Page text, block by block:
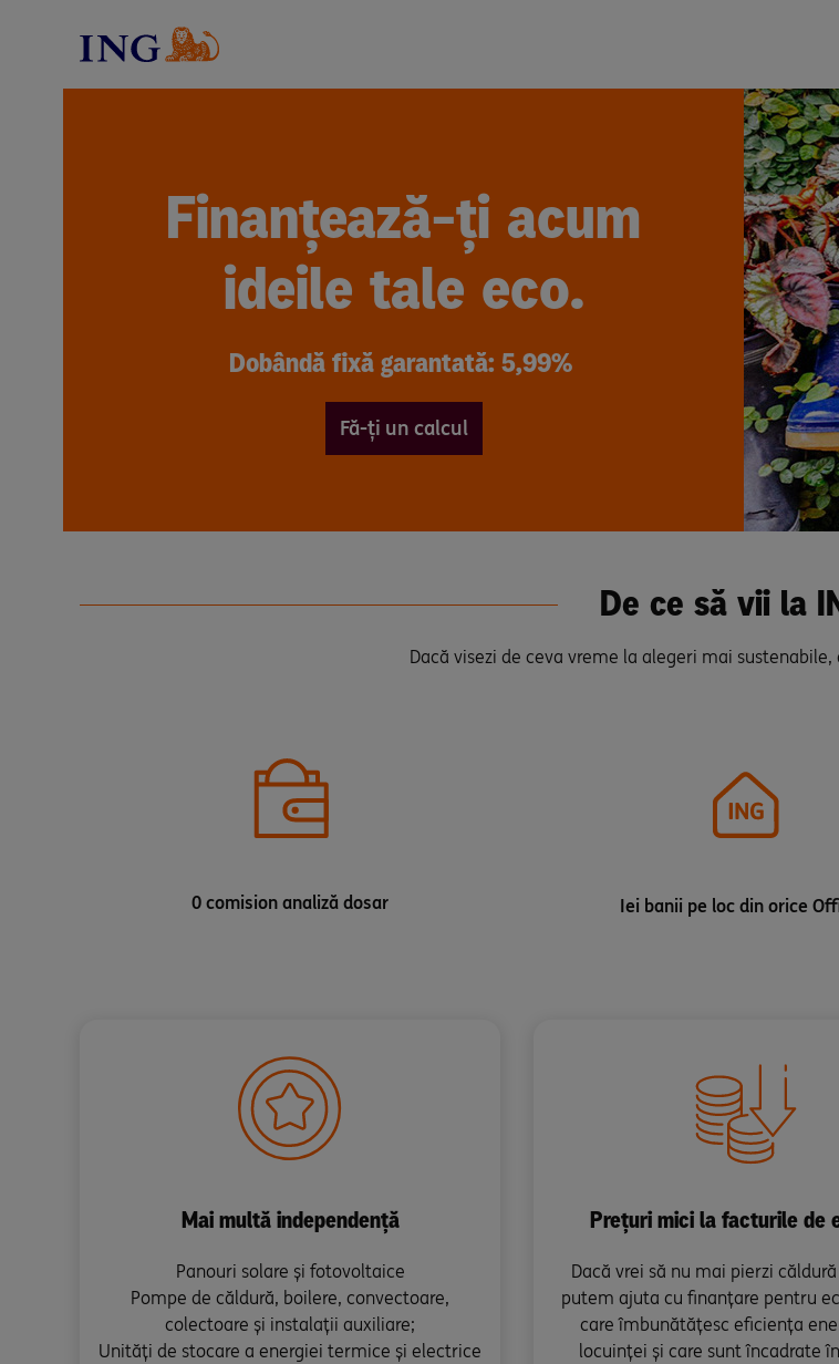
Finanțează-ți acum
ideile tale eco.
Dobândă fixă garantată: 5,99%
Fă-ți un calcul
De ce să vii la
Dacă visezi de ceva vreme la alegeri mai
0 comision analiză dosar Iei banii pe loc din orice
Mai multă independență
Panouri solare și fotovoltaice
Pompe de căldură, boilere, convectoare,
colectoare și instalații auxiliare;
Unități de stocare a energiei termice și electrice
Prețuri mici la facturile de
Dacă vrei să nu mai pierzi
putem ajuta cu finanțare pentru
care îmbunătățesc eficiența
locuinței și care sunt încadrate